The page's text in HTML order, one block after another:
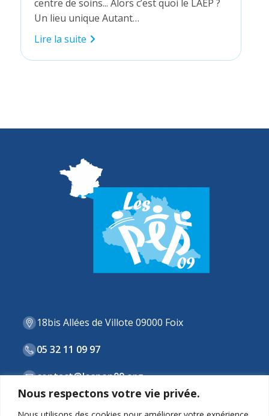
Nous respectons votre vie privée.
centre de soins... Alors c’est quoi le LAEP ?
Un lieu unique Autant…
Lire la suite Ni
18bis Allées de Villote 09000 Foix
05 32 11 09 97
contact@lespep09.org